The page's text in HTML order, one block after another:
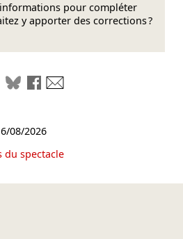
pour compléter
y apporter des corrections ?
le liensur LinkedIn
Partager sur Mastodon
Partager sur Bluesky
Partager sur Facebook
6/08/2026
du spectacle